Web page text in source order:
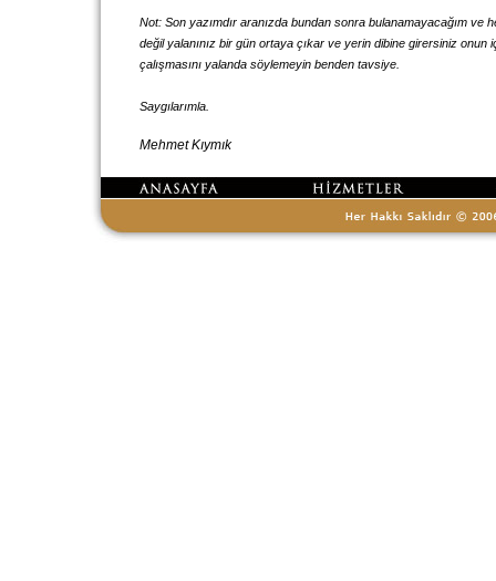
Not: Son yazımdır aranızda bundan sonra bulanamayacağım ve
değil yalanınız bir gün ortaya çıkar ve yerin dibine girersiniz onun
çalışmasını yalanda söylemeyin benden tavsiye.
Saygılarımla.
Mehmet Kıymık